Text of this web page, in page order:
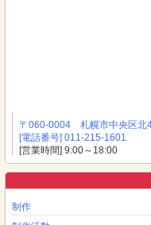
〒060-0004 札幌市中央区北
[電話番号] 011-215-1601
[営業時間] 9:00～18:00
制作